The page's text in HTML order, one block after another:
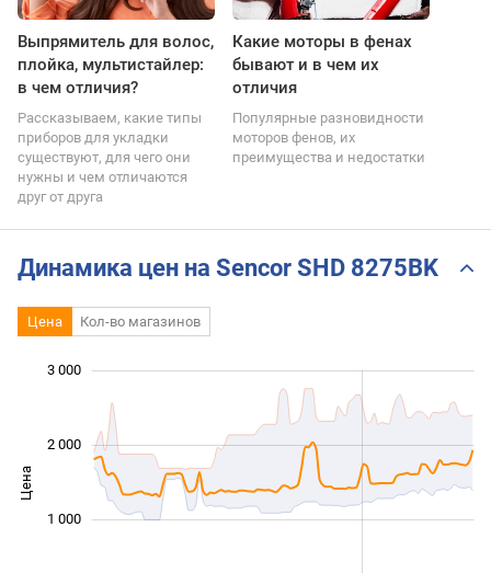
Выпрямитель для волос,
плойка, мультистайлер:
в чем отличия?
Рассказываем, какие типы
приборов для укладки
существуют, для чего они
нужны и чем отличаются
друг от друга
Какие моторы в фенах
бывают и в чем их
отличия
Популярные разновидности
моторов фенов, их
преимущества и недостатки
Динамика цен на Sencor SHD 8275BK
Цена Кол-во магазинов
Цена
1 000
2 000
3 000